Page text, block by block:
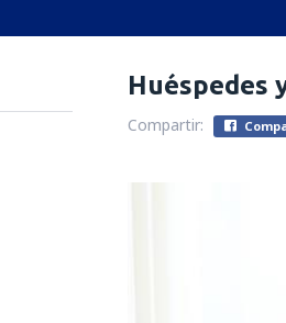
Huéspedes
Compartir: